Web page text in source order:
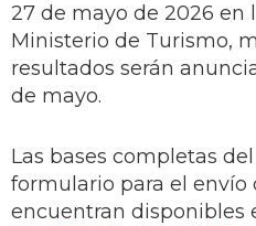
27 de mayo de 2026 en
Ministerio de Turismo,
resultados serán
de mayo.
Las bases completas
formulario para el envío
encuentran disponibles